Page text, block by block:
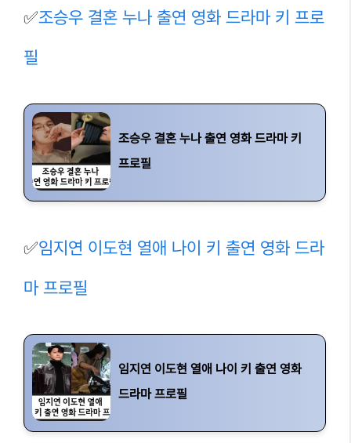
✅조승우 결혼 누나 출연 영화 드라마 키 프로
필
조승우 결혼 누나 출연 영화 드라마 키
프로필
✅임지연 이도현 열애 나이 키 출연 영화 드라
마 프로필
임지연 이도현 열애 나이 키 출연 영화
드라마 프로필